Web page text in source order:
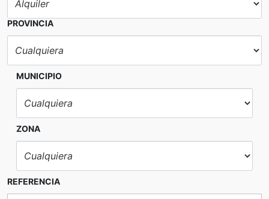
PROVINCIA
MUNICIPIO
ZONA
REFERENCIA